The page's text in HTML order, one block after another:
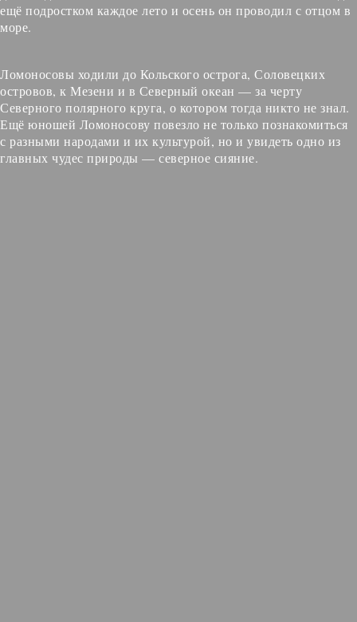
ещё подростком каждое лето и осень он проводил с отцом в
море.
Ломоносовы ходили до Кольского острога, Соловецких
островов, к Мезени и в Северный океан — за черту
Северного полярного круга, о котором тогда никто не знал.
Ещё юношей Ломоносову повезло не только познакомиться
с разными народами и их культурой, но и увидеть одно из
главных чудес природы — северное сияние.